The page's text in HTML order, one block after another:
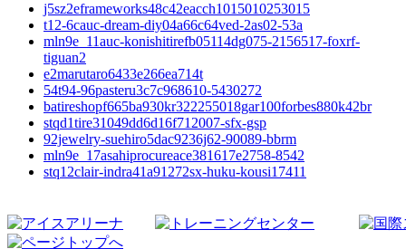
j5sz2eframeworks48c42eacch1015010253015
t12-6cauc-dream-diy04a66c64ved-2as02-53a
mln9e_11auc-konishitirefb05114dg075-2156517-foxrf-
tiguan2
e2marutaro6433e266ea714t
54t94-96pasteru3c7c968610-5430272
batireshopf665ba930kr322255018gar100forbes880k42br
stqd1tire31049dd6d16f712007-sfx-gsp
92jewelry-suehiro5dac9236j62-90089-bbrm
mln9e_17asahiprocureace381617e2758-8542
stq12clair-indra41a91272sx-huku-kousi17411